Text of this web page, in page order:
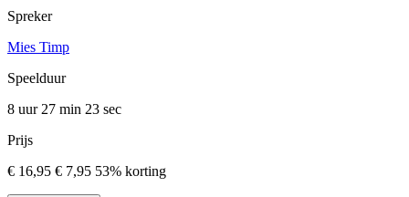
Spreker
Mies Timp
Speelduur
8 uur 27 min 23 sec
Prijs
€ 16,95 € 7,95 53% korting